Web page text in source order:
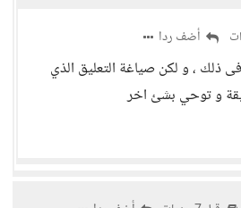
أضف ردا
ذلك ، و لكن صياغة التعليق الذي
و توحي بشئ اخر